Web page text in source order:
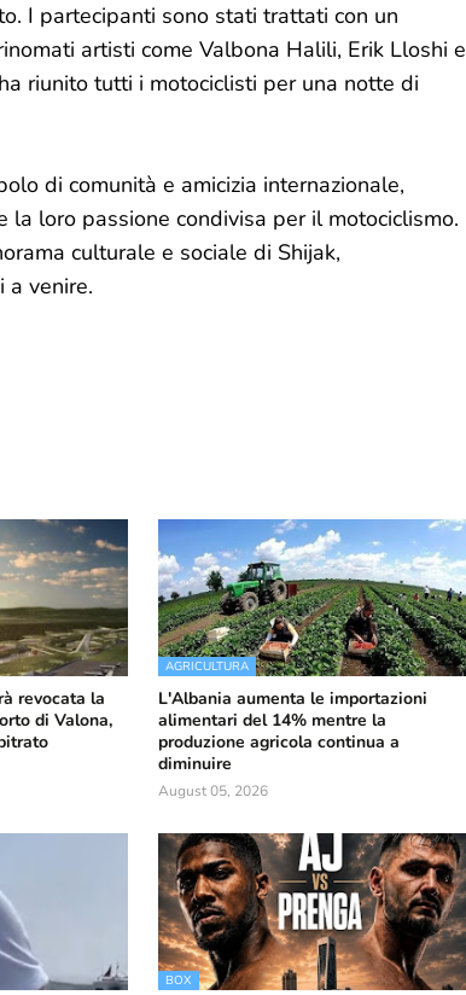
I partecipanti sono stati trattati con un
artisti come Valbona Halili, Erik Lloshi e
riunito tutti i motociclisti per una notte di
di comunità e amicizia internazionale,
loro passione condivisa per il motociclismo.
culturale e sociale di Shijak,
a venire.
revocata la
di Valona,
AGRICULTURA
L'Albania aumenta le importazioni
alimentari del 14% mentre la
produzione agricola continua a
diminuire
August 05, 2026
BOX